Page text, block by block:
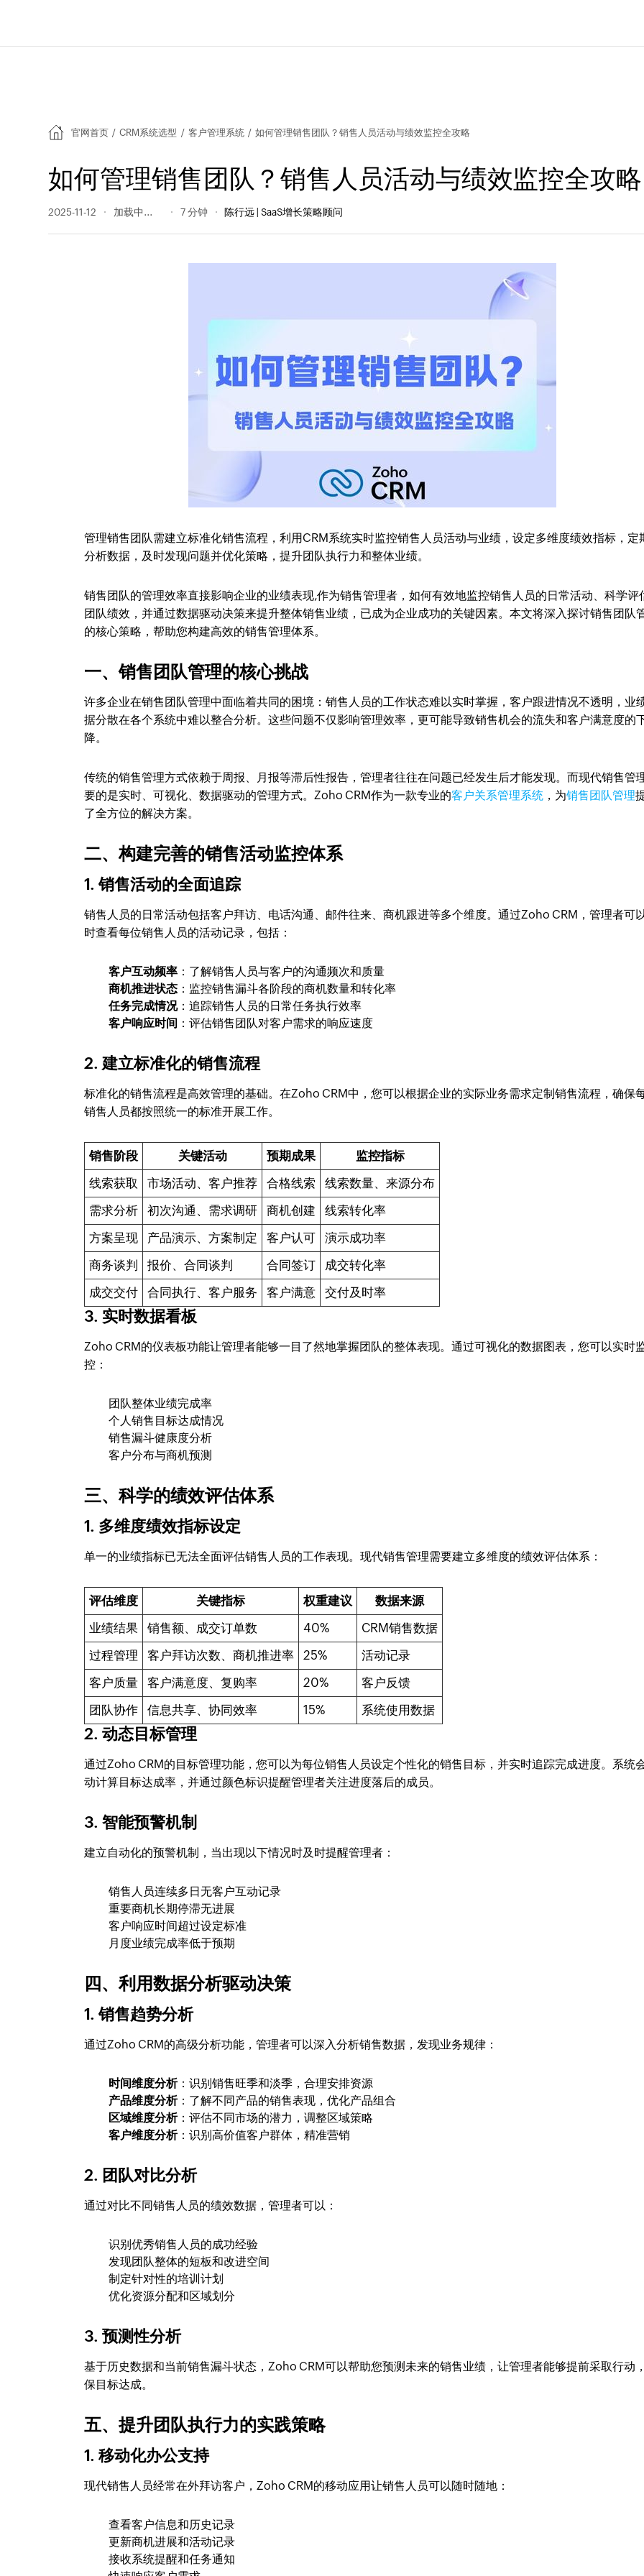
官网首页 / CRM系统选型 / 客户管理系统 / 如何管理销售团队？销售人员活动与绩效监控全攻略
如何管理销售团队？销售人员活动与绩效监控全攻略
2025-11-12 484 阅读量 7 分钟 陈行远 | SaaS增长策略顾问
管理销售团队需建立标准化销售流程，利用CRM系统实时监控销售人员活动与业绩，设定多维度绩效指标，定
分析数据，及时发现问题并优化策略，提升团队执行力和整体业绩。
销售团队的管理效率直接影响企业的业绩表现,作为销售管理者，如何有效地监控销售人员的日常活动、科学评
团队绩效，并通过数据驱动决策来提升整体销售业绩，已成为企业成功的关键因素。本文将深入探讨销售团队
的核心策略，帮助您构建高效的销售管理体系。
一、销售团队管理的核心挑战
许多企业在销售团队管理中面临着共同的困境：销售人员的工作状态难以实时掌握，客户跟进情况不透明，业
据分散在各个系统中难以整合分析。这些问题不仅影响管理效率，更可能导致销售机会的流失和客户满意度的
降。
传统的销售管理方式依赖于周报、月报等滞后性报告，管理者往往在问题已经发生后才能发现。而现代销售管
要的是实时、可视化、数据驱动的管理方式。Zoho CRM作为一款专业的客户关系管理系统 ，为销售团队管理
了全方位的解决方案。
二、构建完善的销售活动监控体系
1. 销售活动的全面追踪
销售人员的日常活动包括客户拜访、电话沟通、邮件往来、商机跟进等多个维度。通过Zoho CRM，管理者可
时查看每位销售人员的活动记录，包括：
客户互动频率 ：了解销售人员与客户的沟通频次和质量
商机推进状态 ：监控销售漏斗各阶段的商机数量和转化率
任务完成情况：追踪销售人员的日常任务执行效率
客户响应时间 ：评估销售团队对客户需求的响应速度
2. 建立标准化的销售流程
标准化的销售流程是高效管理的基础。在Zoho CRM中，您可以根据企业的实际业务需求定制销售流程，确保
销售人员都按照统一的标准开展工作。
销售阶段 关键活动 预期成果
监控指标
线索获取
市场活动、客户推荐 合格线索
线索数量、来源分布
需求分析
初次沟通、需求调研 商机创建
线索转化率
方案呈现
产品演示、方案制定 客户认可
演示成功率
商务谈判
报价、合同谈判 合同签订
成交转化率
成交交付
合同执行、客户服务 客户满意 交付及时率
3. 实时数据看板
Zoho CRM的仪表板功能让管理者能够一目了然地掌握团队的整体表现。通过可视化的数据图表，您可以实时
控：
团队整体业绩完成率
个人销售目标达成情况
销售漏斗健康度分析
客户分布与商机预测
三、科学的绩效评估体系
1. 多维度绩效指标设定
单一的业绩指标已无法全面评估销售人员的工作表现。现代销售管理需要建立多维度的绩效评估体系：
评估维度 关键指标 权重建议
数据来源
业绩结果
销售额、成交订单数 40%
CRM销售数据
过程管理
客户拜访次数、商机推进率 25%
活动记录
客户质量
客户满意度、复购率 20%
客户反馈
团队协作
信息共享、协同效率 15% 系统使用数据
2. 动态目标管理
通过Zoho CRM的目标管理功能，您可以为每位销售人员设定个性化的销售目标，并实时追踪完成进度。系统
动计算目标达成率，并通过颜色标识提醒管理者关注进度落后的成员。
3. 智能预警机制
建立自动化的预警机制，当出现以下情况时及时提醒管理者：
销售人员连续多日无客户互动记录
重要商机长期停滞无进展
客户响应时间超过设定标准
月度业绩完成率低于预期
四、利用数据分析驱动决策
1. 销售趋势分析
通过Zoho CRM的高级分析功能，管理者可以深入分析销售数据，发现业务规律：
时间维度分析：识别销售旺季和淡季，合理安排资源
产品维度分析：了解不同产品的销售表现，优化产品组合
区域维度分析：评估不同市场的潜力，调整区域策略
客户维度分析：识别高价值客户群体，精准营销
2. 团队对比分析
通过对比不同销售人员的绩效数据，管理者可以：
识别优秀销售人员的成功经验
发现团队整体的短板和改进空间
制定针对性的培训计划
优化资源分配和区域划分
3. 预测性分析
基于历史数据和当前销售漏斗状态，Zoho CRM可以帮助您预测未来的销售业绩，让管理者能够提前采取行动
保目标达成。
五、提升团队执行力的实践策略
1. 移动化办公支持
现代销售人员经常在外拜访客户，Zoho CRM的移动应用让销售人员可以随时随地：
查看客户信息和历史记录
更新商机进展和活动记录
接收系统提醒和任务通知